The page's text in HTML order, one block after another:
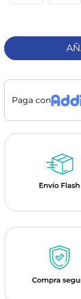
Paga con